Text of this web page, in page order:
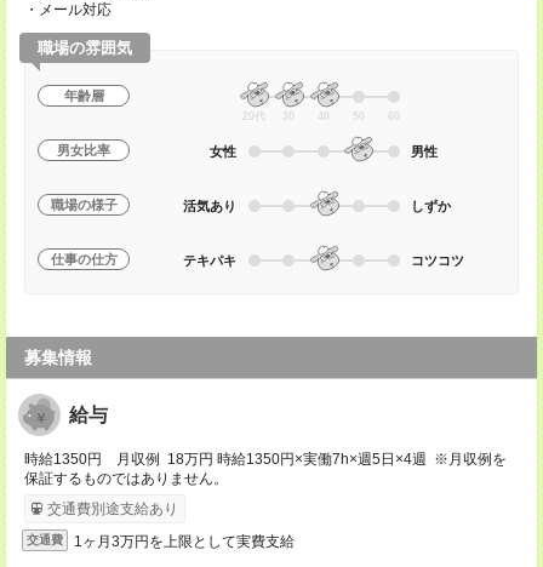
・メール対応
職場の雰囲気
年齢層
20代 30 40 50 60
男女比率 女性 男性
職場の様子 活気あり しずか
仕事の仕方 テキパキ コツコツ
募集情報
給与
時給1350円 月収例 18万円 時給1350円×実働7h×週5日×4週 ※月収例を
保証するものではありません。
交通費別途支給あり
交通費 1ヶ月3万円を上限として実費支給